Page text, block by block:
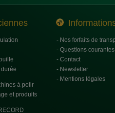
à polir
et produits
- Nos forfaits de
- Questions courantes
- Contact
- Newsletter
- Mentions légales